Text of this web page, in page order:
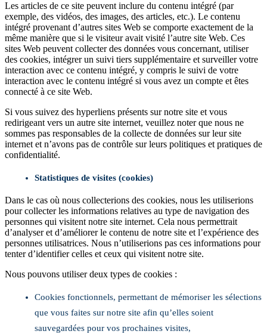
Les articles de ce site peuvent inclure du contenu intégré (par
exemple, des vidéos, des images, des articles, etc.). Le contenu
intégré provenant d’autres sites Web se comporte exactement de la
même manière que si le visiteur avait visité l’autre site Web. Ces
sites Web peuvent collecter des données vous concernant, utiliser
des cookies, intégrer un suivi tiers supplémentaire et surveiller votre
interaction avec ce contenu intégré, y compris le suivi de votre
interaction avec le contenu intégré si vous avez un compte et êtes
connecté à ce site Web.
Si vous suivez des hyperliens présents sur notre site et vous
redirigeant vers un autre site internet, veuillez noter que nous ne
sommes pas responsables de la collecte de données sur leur site
internet et n’avons pas de contrôle sur leurs politiques et pratiques de
confidentialité.
Statistiques de visites (cookies)
Dans le cas où nous collecterions des cookies, nous les utiliserions
pour collecter les informations relatives au type de navigation des
personnes qui visitent notre site internet. Cela nous permettrait
d’analyser et d’améliorer le contenu de notre site et l’expérience des
personnes utilisatrices. Nous n’utiliserions pas ces informations pour
tenter d’identifier celles et ceux qui visitent notre site.
Nous pouvons utiliser deux types de cookies :
Cookies fonctionnels, permettant de mémoriser les sélections
que vous faites sur notre site afin qu’elles soient
sauvegardées pour vos prochaines visites,